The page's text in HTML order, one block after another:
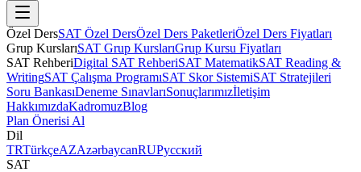
Özel DersSAT Özel DersÖzel Ders PaketleriÖzel Ders Fiyatları
Grup KurslarıSAT Grup KurslarıGrup Kursu Fiyatları
SAT RehberiDigital SAT RehberiSAT MatematikSAT Reading &
WritingSAT Çalışma ProgramıSAT Skor SistemiSAT Stratejileri
Soru BankasıDeneme SınavlarıSonuçlarımızİletişim
HakkımızdaKadromuzBlog
Plan Önerisi Al
Dil
TRTürkçeAZAzərbaycanRUРусский
SAT